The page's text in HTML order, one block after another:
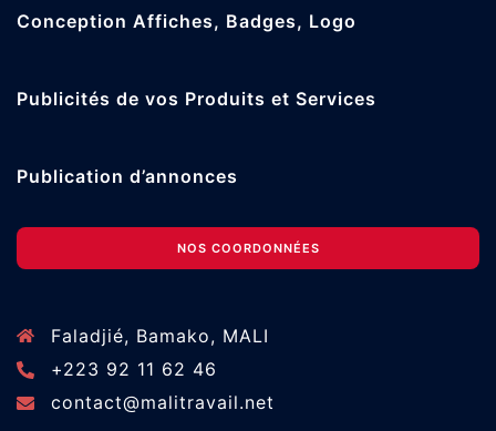
Conception Affiches, Badges, Logo
Publicités de vos Produits et Services
Publication d’annonces
NOS COORDONNÉES
Faladjié, Bamako, MALI
+223 92 11 62 46
contact@malitravail.net